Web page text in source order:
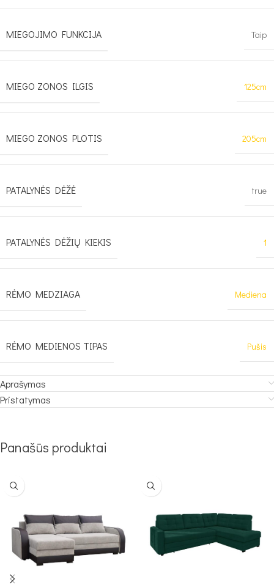
MIEGOJIMO FUNKCIJA Taip
MIEGO ZONOS ILGIS 125cm
MIEGO ZONOS PLOTIS 205cm
PATALYNĖS DĖŽĖ true
PATALYNĖS DĖŽIŲ KIEKIS 1
RĖMO MEDZIAGA Mediena
RĖMO MEDIENOS TIPAS Pušis
Aprašymas
Pristatymas
Panašūs produktai